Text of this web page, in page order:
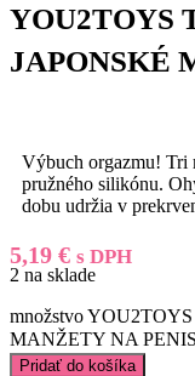
YOU2TOYS
JAPONSKÉ
Výbuch orgazmu! Tri
pružného silikónu.
dobu udržia v
5,19 € s DPH
2 na sklade
množstvo
MANŽETY NA PENIS
Pridať do košíka